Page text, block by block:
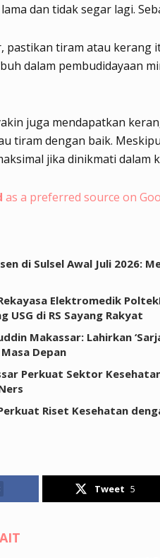
dan tidak segar lagi.
pastikan tiram atau kerang
dalam pembudidayaan
juga mendapatkan
tiram dengan baik.
jika dinikmati dalam
as a preferred source on
di Sulsel Awal Juli 2026:
Elektromedik
USG di RS Sayang Rakyat
Makassar: Lahirkan
Depan
Perkuat Sektor
Riset Kesehatan
Tweet 5